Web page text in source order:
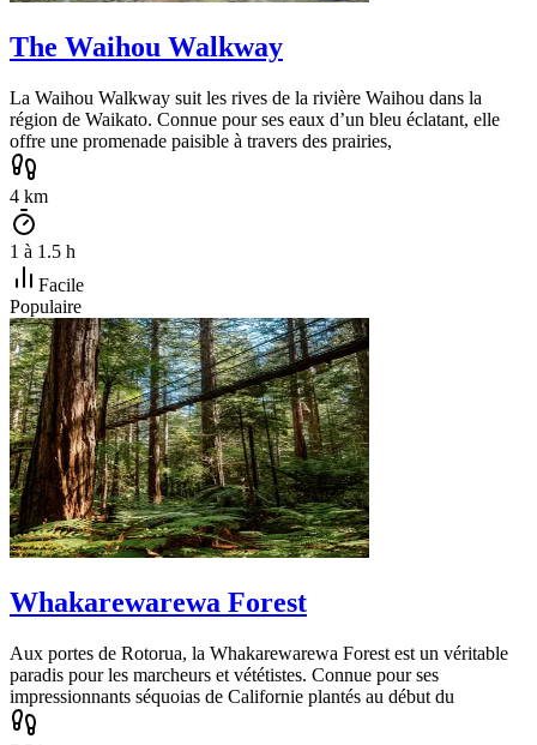
The Waihou Walkway
La Waihou Walkway suit les rives de la rivière Waihou dans la
région de Waikato. Connue pour ses eaux d’un bleu éclatant, elle
offre une promenade paisible à travers des prairies,
4 km
1 à 1.5 h
Facile
Populaire
Whakarewarewa Forest
Aux portes de Rotorua, la Whakarewarewa Forest est un véritable
paradis pour les marcheurs et vététistes. Connue pour ses
impressionnants séquoias de Californie plantés au début du